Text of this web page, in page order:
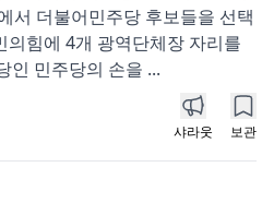
서 더불어민주당 후보들을 선택
의힘에 4개 광역단체장 자리를
인 민주당의 손을 ...
샤라웃 보관